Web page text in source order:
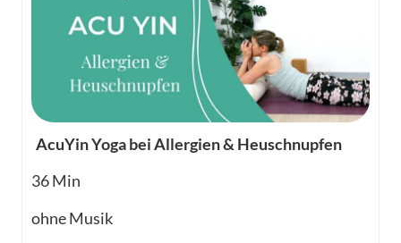
AcuYin Yoga bei Allergien & Heuschnupfen
36
ohne Musik